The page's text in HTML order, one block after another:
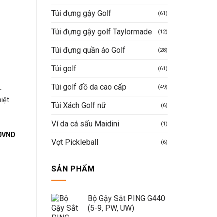
Túi đựng gậy Golf (61)
Túi đựng gậy golf Taylormade (12)
Túi đựng quần áo Golf (28)
Túi golf (61)
Túi golf đồ da cao cấp (49)
Túi Xách Golf nữ (6)
Ví da cá sấu Maidini (1)
Vợt Pickleball (6)
SẢN PHẨM
Bộ Gậy Sắt PING G440
(5-9, PW, UW)
VNDGiá
ÁO GOLF NAM NORESSY
Man Golf Noressy Polo -
Tshirt NRSPLM0020_
hạng55 sao
Giá
gốc
675.000VNDGiá
ÁO GOLF NAM NORESSY
Noressy Mã 22
Mua hàng nhanh